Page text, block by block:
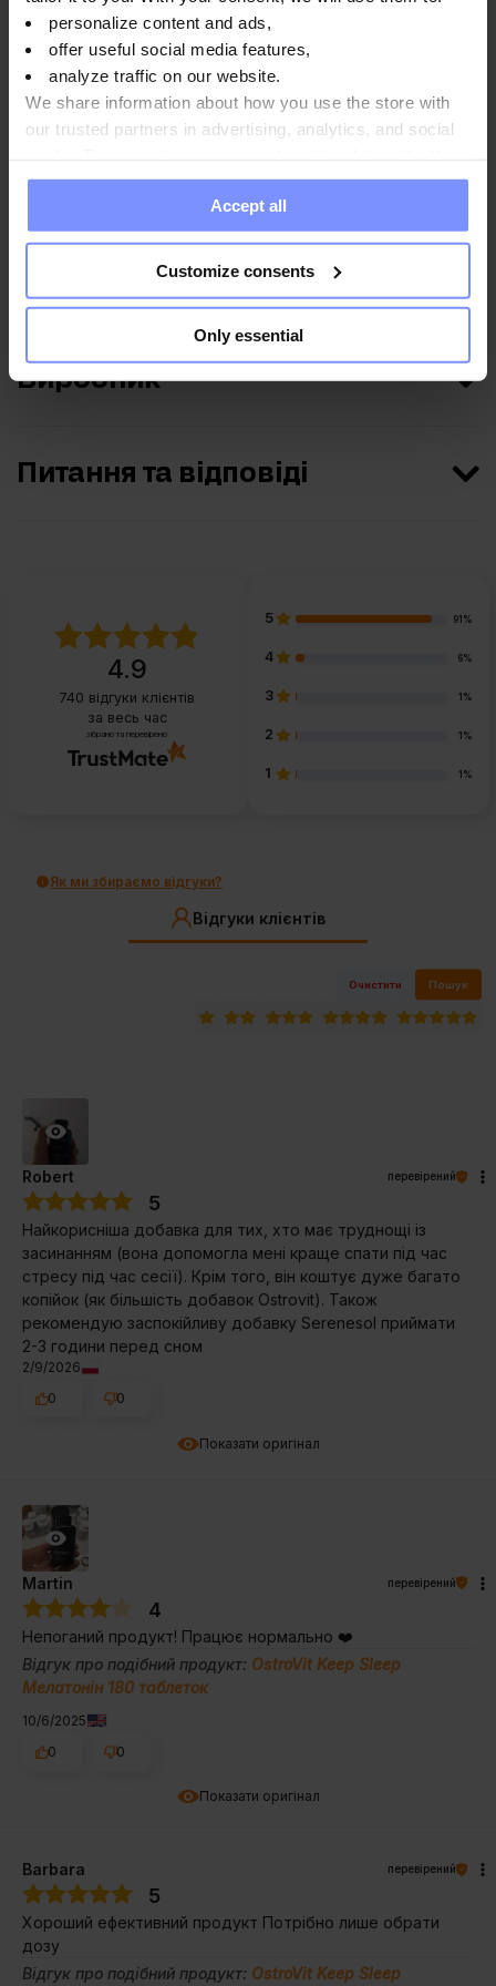
personalize content and ads,
offer useful social media features,
analyze traffic on our website.
We share information about how you use the store with
our trusted partners in advertising, analytics, and social
information you have provided to them or that they have
collected when you use their services. Do you agree?
Accept all
Customize consents
Only essential
Спосіб використання
Параметри
Виробник
Питання та відповіді
4.9
740 відгуки клієнтів
за весь час
зібрано та перевірено
5 91%
4 6%
3 1%
2 1%
1 1%
Як ми збираємо відгуки?
Відгуки клієнтів
Очистити Пошук
Показати оригінал
Robert перевірений
5
Найкорисніша добавка для тих, хто має труднощі із
засинанням (вона допомогла мені краще спати під час
стресу під час сесії). Крім того, він коштує дуже багато
копійок (як більшість добавок Ostrovit). Також
рекомендую заспокійливу добавку Serenesol приймати
2-3 години перед сном
2/9/2026
0
0
Показати оригінал
Martin перевірений
4
Непоганий продукт! Працює нормально ❤️
Відгук про подібний продукт: OstroVit Keep Sleep
Мелатонін 180 таблеток
10/6/2025
0
0
Barbara перевірений
5
Хороший ефективний продукт Потрібно лише обрати
дозу
Відгук про подібний продукт: OstroVit Keep Sleep